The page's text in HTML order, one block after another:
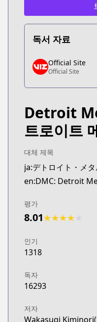
독서 자료
Official Site
Official Site
Official Site
Official Site
Detroit
트로이트
대체 제목
ja:デトロイト・メ
en:DMC: Detroit
평가
8.01★★★★
인기
1318
독자
16293
저자
Wakasugi